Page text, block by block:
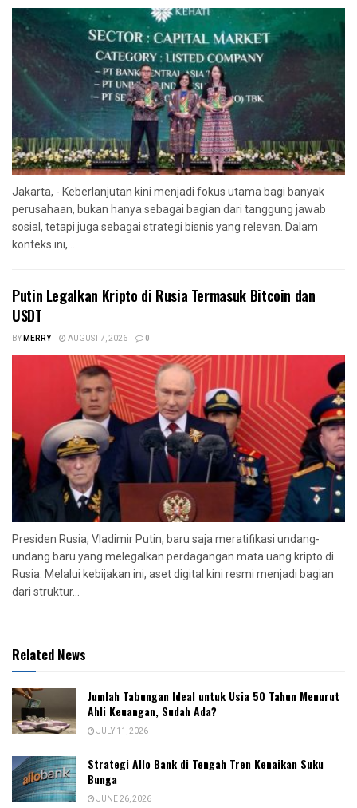
Jakarta, - Keberlanjutan kini menjadi fokus utama bagi banyak
perusahaan, bukan hanya sebagai bagian dari tanggung jawab
sosial, tetapi juga sebagai strategi bisnis yang relevan. Dalam
konteks ini,...
Putin Legalkan Kripto di Rusia Termasuk Bitcoin dan
USDT
BYMERRY AUGUST 7, 2026 0
Presiden Rusia, Vladimir Putin, baru saja meratifikasi undang-
undang baru yang melegalkan perdagangan mata uang kripto di
Rusia. Melalui kebijakan ini, aset digital kini resmi menjadi bagian
dari struktur...
Related News
Jumlah Tabungan Ideal untuk Usia 50 Tahun Menurut
Ahli Keuangan, Sudah Ada?
JULY 11, 2026
Strategi Allo Bank di Tengah Tren Kenaikan Suku
Bunga
JUNE 26, 2026